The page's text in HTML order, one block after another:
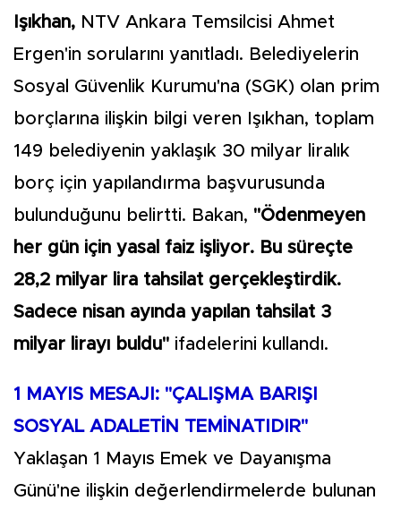
Işıkhan, NTV Ankara Temsilcisi Ahmet
Ergen'in sorularını yanıtladı. Belediyelerin
Sosyal Güvenlik Kurumu'na (SGK) olan prim
borçlarına ilişkin bilgi veren Işıkhan, toplam
149 belediyenin yaklaşık 30 milyar liralık
borç için yapılandırma başvurusunda
bulunduğunu belirtti. Bakan, "Ödenmeyen
her gün için yasal faiz işliyor. Bu süreçte
28,2 milyar lira tahsilat gerçekleştirdik.
Sadece nisan ayında yapılan tahsilat 3
milyar lirayı buldu" ifadelerini kullandı.
1 MAYIS MESAJI: "ÇALIŞMA BARIŞI
SOSYAL ADALETİN TEMİNATIDIR"
Yaklaşan 1 Mayıs Emek ve Dayanışma
Günü'ne ilişkin değerlendirmelerde bulunan